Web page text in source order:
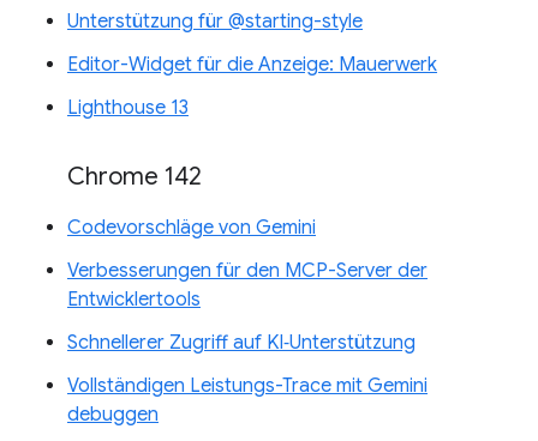
Unterstützung für @starting-style
Editor-Widget für die Anzeige: Mauerwerk
Lighthouse 13
Chrome 142
Codevorschläge von Gemini
Verbesserungen für den MCP-Server der
Entwicklertools
Schnellerer Zugriff auf KI‑Unterstützung
Vollständigen Leistungs-Trace mit Gemini
debuggen